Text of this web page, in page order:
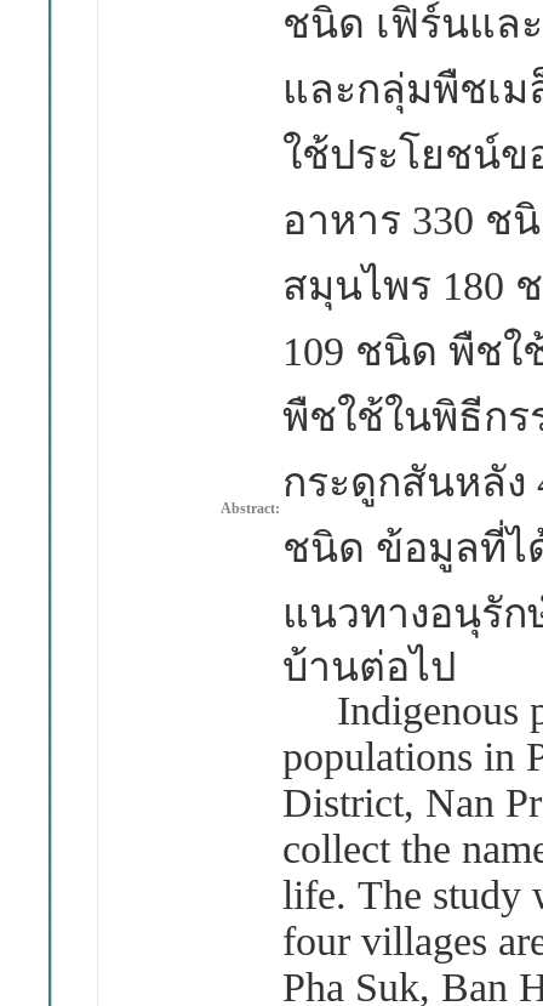
Abstract:
ชนิด เฟิร์นแล
และกลุ่มพืชเม
ใช้ประโยชน์ข
อาหาร 330 ช
สมุนไพร 180
109 ชนิด พืชใ
พืชใช้ในพิธีก
กระดูกสันหลัง
ชนิด ข้อมูลที่ไ
แนวทางอนุรัก
บ้านต่อไป
Indigenous
populations in
District, Nan
collect the
life. The study
four villages
Pha Suk, Ban